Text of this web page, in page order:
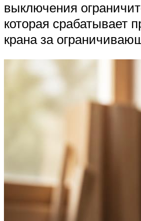
выключения
которая срабатывает
крана за